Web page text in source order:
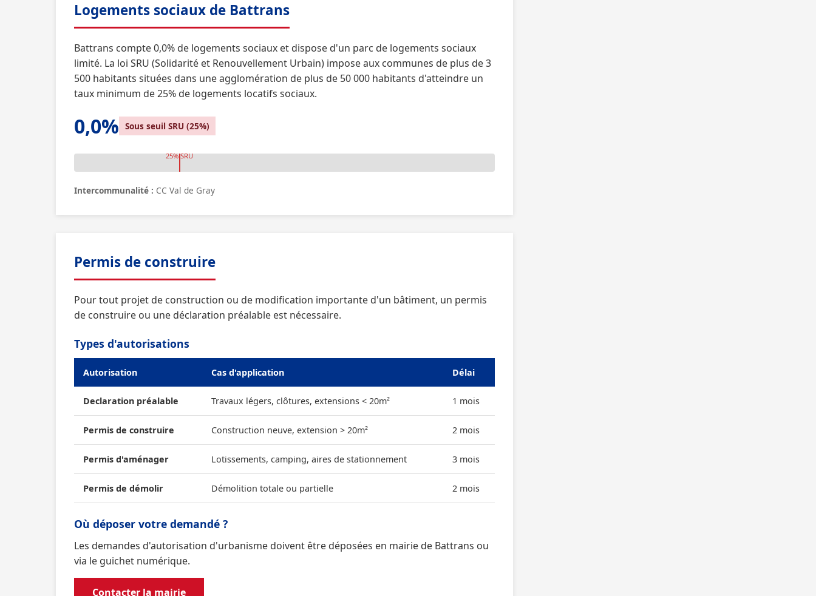
Logements sociaux de Battrans
Battrans compte 0,0% de logements sociaux et dispose d'un parc de logements sociaux
limité. La loi SRU (Solidarité et Renouvellement Urbain) impose aux communes de plus de 3
500 habitants situées dans une agglomération de plus de 50 000 habitants d'atteindre un
taux minimum de 25% de logements locatifs sociaux.
0,0% Sous seuil SRU (25%)
25% SRU
Intercommunalité : CC Val de Gray
Permis de construire
Pour tout projet de construction ou de modification importante d'un bâtiment, un permis
de construire ou une déclaration préalable est nécessaire.
Types d'autorisations
Autorisation Cas d'application Délai
Declaration préalable Travaux légers, clôtures, extensions < 20m² 1 mois
Permis de construire Construction neuve, extension > 20m² 2 mois
Permis d'aménager Lotissements, camping, aires de stationnement 3 mois
Permis de démolir Démolition totale ou partielle 2 mois
Où déposer votre demandé ?
Les demandes d'autorisation d'urbanisme doivent être déposées en mairie de Battrans ou
via le guichet numérique.
Contacter la mairie